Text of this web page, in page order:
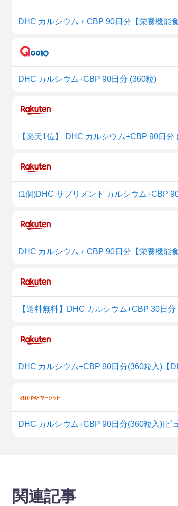
DHC カルシウム＋CBP 90日分【栄養機能
DHC カルシウム+CBP 90日分 (360粒)
【楽天1位】 DHC カルシウム+CBP 90
(1個)DHC サプリメント カルシウム+CBP
DHC カルシウム＋CBP 90日分【栄養機能
【送料無料】DHC カルシウム+CBP 30日
DHC カルシウム+CBP 90日分(360粒入)【
DHC カルシウム+CBP 90日分(360粒入)[ビ
関連記事